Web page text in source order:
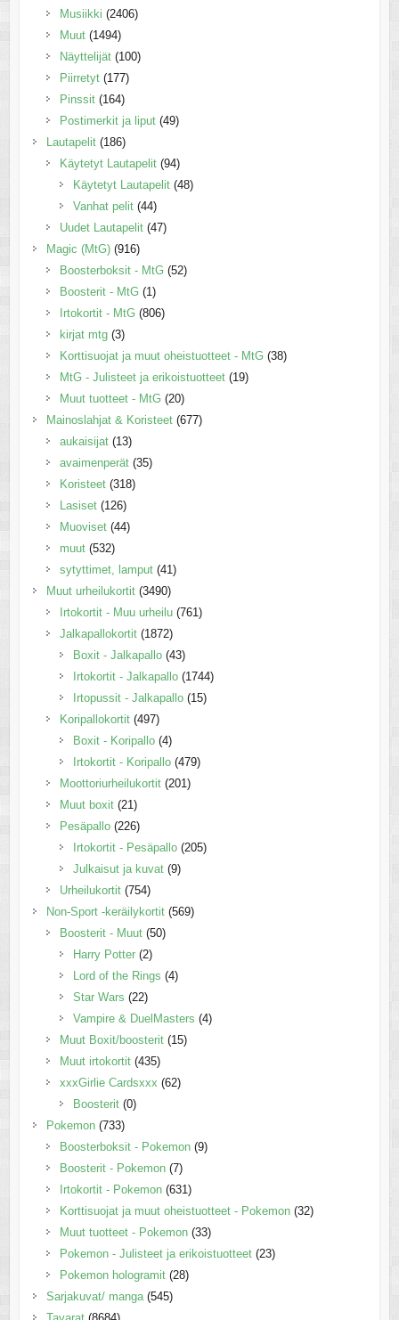
Musiikki (2406)
Muut (1494)
Näyttelijät (100)
Piirretyt (177)
Pinssit (164)
Postimerkit ja liput (49)
Lautapelit (186)
Käytetyt Lautapelit (94)
Käytetyt Lautapelit (48)
Vanhat pelit (44)
Uudet Lautapelit (47)
Magic (MtG) (916)
Boosterboksit - MtG (52)
Boosterit - MtG (1)
Irtokortit - MtG (806)
kirjat mtg (3)
Korttisuojat ja muut oheistuotteet - MtG (38)
MtG - Julisteet ja erikoistuotteet (19)
Muut tuotteet - MtG (20)
Mainoslahjat & Koristeet (677)
aukaisijat (13)
avaimenperät (35)
Koristeet (318)
Lasiset (126)
Muoviset (44)
muut (532)
sytyttimet, lamput (41)
Muut urheilukortit (3490)
Irtokortit - Muu urheilu (761)
Jalkapallokortit (1872)
Boxit - Jalkapallo (43)
Irtokortit - Jalkapallo (1744)
Irtopussit - Jalkapallo (15)
Koripallokortit (497)
Boxit - Koripallo (4)
Irtokortit - Koripallo (479)
Moottoriurheilukortit (201)
Muut boxit (21)
Pesäpallo (226)
Irtokortit - Pesäpallo (205)
Julkaisut ja kuvat (9)
Urheilukortit (754)
Non-Sport -keräilykortit (569)
Boosterit - Muut (50)
Harry Potter (2)
Lord of the Rings (4)
Star Wars (22)
Vampire & DuelMasters (4)
Muut Boxit/boosterit (15)
Muut irtokortit (435)
xxxGirlie Cardsxxx (62)
Boosterit (0)
Pokemon (733)
Boosterboksit - Pokemon (9)
Boosterit - Pokemon (7)
Irtokortit - Pokemon (631)
Korttisuojat ja muut oheistuotteet - Pokemon (32)
Muut tuotteet - Pokemon (33)
Pokemon - Julisteet ja erikoistuotteet (23)
Pokemon hologramit (28)
Sarjakuvat/ manga (545)